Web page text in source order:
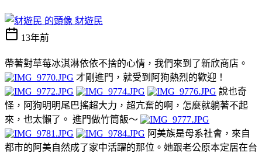
豺遊民
13年前
帶著對草莓冰淇淋依依不捨的心情，我們來到了新欣商店。
才剛進門，就受到阿狗熱烈的歡迎！
說也奇
怪，阿狗明明尾巴搖超大力，超亢奮的啊，怎麼就躺著不起
來，也太懶了。 進門做竹筒飯～
阿美族是母系社會，來自
都市的阿美自然成了家中活躍的那位。她跟老公原本定居在台